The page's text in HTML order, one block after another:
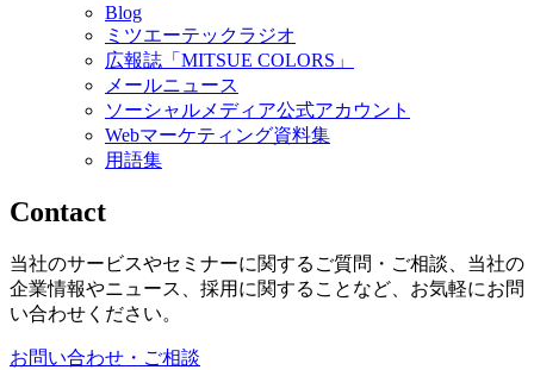
Blog
ミツエーテックラジオ
広報誌「MITSUE COLORS」
メールニュース
ソーシャルメディア公式アカウント
Webマーケティング資料集
用語集
Contact
当社のサービスやセミナーに関するご質問・ご相談、当社の
企業情報やニュース、採用に関することなど、お気軽にお問
い合わせください。
お問い合わせ・ご相談